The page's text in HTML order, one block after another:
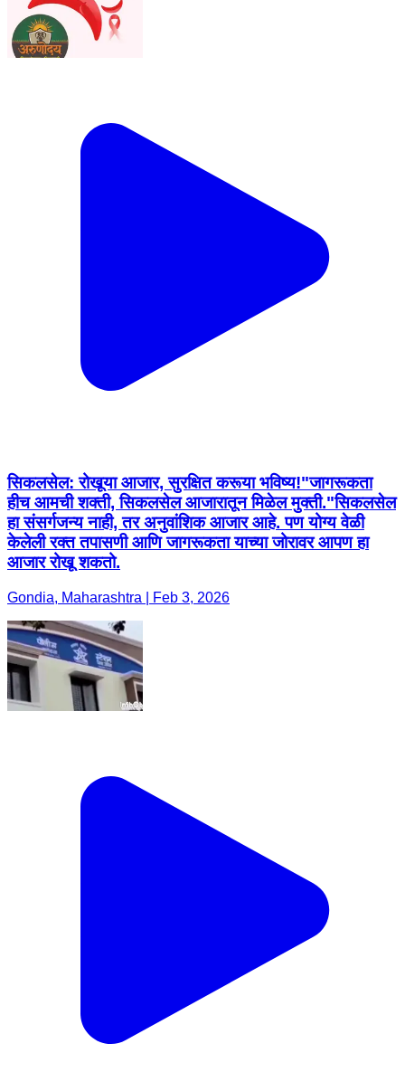
सिकलसेल: रोखूया आजार, सुरक्षित करूया भविष्य! ​"जागरूकता
हीच आमची शक्ती, सिकलसेल आजारातून मिळेल मुक्ती." ​सिकलसेल
हा संसर्गजन्य नाही, तर अनुवांशिक आजार आहे. पण योग्य वेळी
केलेली रक्त तपासणी आणि जागरूकता याच्या जोरावर आपण हा
आजार रोखू शकतो.
Gondia, Maharashtra | Feb 3, 2026